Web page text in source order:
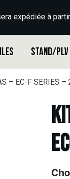
expédiée à
Stand/PLV
– EC-F SERIES –